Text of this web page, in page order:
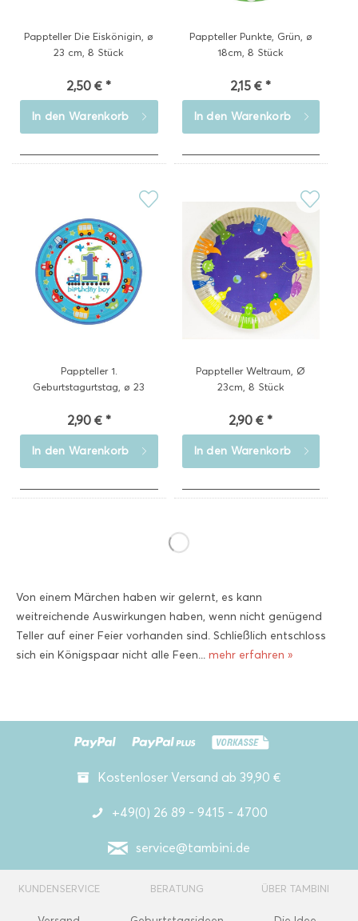
Pappteller Die Eiskönigin, ø
23 cm, 8 Stück
2,50 € *
In den Warenkorb
Pappteller Punkte, Grün, ø
18cm, 8 Stück
2,15 € *
In den Warenkorb
Pappteller 1.
Geburtstagurtstag, ø 23
2,90 € *
In den Warenkorb
Pappteller Weltraum, Ø
23cm, 8 Stück
2,90 € *
In den Warenkorb
Von einem Märchen haben wir gelernt, es kann
weitreichende Auswirkungen haben, wenn nicht genügend
Teller auf einer Feier vorhanden sind. Schließlich entschloss
sich ein Königspaar nicht alle Feen... mehr erfahren »
Kostenloser Versand ab 39,90 €
+49(0) 26 89 - 9415 - 4700
service@tambini.de
KUNDENSERVICE BERATUNG ÜBER TAMBINI